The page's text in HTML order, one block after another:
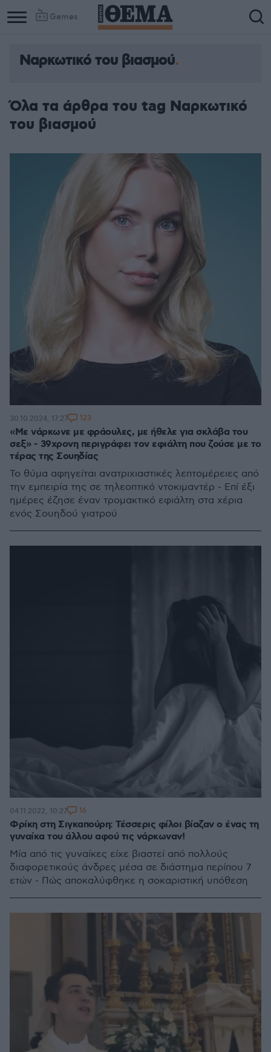
Games
Ναρκωτικό του βιασμού
Όλα τα άρθρα του tag Ναρκωτικό
του βιασμού
«Με νάρκωνε με φράουλες, με ήθελε για σκλάβα του
σεξ» - 39χρονη περιγράφει τον εφιάλτη που ζούσε με το
τέρας της Σουηδίας
Το θύμα αφηγείται ανατριχιαστικές λεπτομέρειες από
την εμπειρία της σε τηλεοπτικό ντοκιμαντέρ - Επί έξι
ημέρες έζησε έναν τρομακτικό εφιάλτη στα χέρια
ενός Σουηδού γιατρού
30.10.2024, 17:27 123
Φρίκη στη Σιγκαπούρη: Τέσσερις φίλοι βίαζαν ο ένας τη
γυναίκα του άλλου αφού τις νάρκωναν!
Μία από τις γυναίκες είχε βιαστεί από πολλούς
διαφορετικούς άνδρες μέσα σε διάστημα περίπου 7
ετών - Πώς αποκαλύφθηκε η σοκαριστική υπόθεση
04.11.2022, 10:27 16